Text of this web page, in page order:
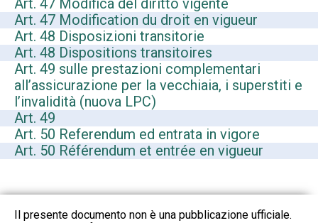
Art. 47 Modifica del diritto vigente
Art. 47 Modification du droit en vigueur
Art. 48 Disposizioni transitorie
Art. 48 Dispositions transitoires
Art. 49 sulle prestazioni complementari
all’assicurazione per la vecchiaia, i superstiti e
l’invalidità (nuova LPC)
Art. 49
Art. 50 Referendum ed entrata in vigore
Art. 50 Référendum et entrée en vigueur
Il presente documento non è una pubblicazione ufficiale.